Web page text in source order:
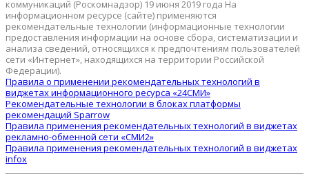
коммуникаций (Роскомнадзор) 19 июня 2019 года На
информационном ресурсе (сайте) применяются
рекомендательные технологии (информационные технологии
предоставления информации на основе сбора, систематизации и
анализа сведений, относящихся к предпочтениям пользователей
сети «Интернет», находящихся на территории Российской
Федерации).
Правила о применении рекомендательных технологий в
виджетах информационного ресурса «24СМИ»
Рекомендательные технологии в блоках платформы
рекомендаций Sparrow
Правила применения рекомендательных технологий в виджетах
рекламно-обменной сети «СМИ2»
Правила применения рекомендательных технологий в виджетах
infox